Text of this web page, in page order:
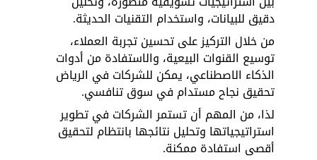
دقيق للبيانات، واستخدام التقنيات الحديثة.
من خلال التركيز على تحسين تجربة العملاء،
توسيع القنوات البيعية، والاستفادة من أدوات
الذكاء الاصطناعي، يمكن للشركات في الرياض
تحقيق نجاح مستدام في سوق تنافسي.
لذا، من المهم أن تستمر الشركات في تطوير
استراتيجياتها وتحليل نتائجها بانتظام لتحقيق
أقصى استفادة ممكنة.